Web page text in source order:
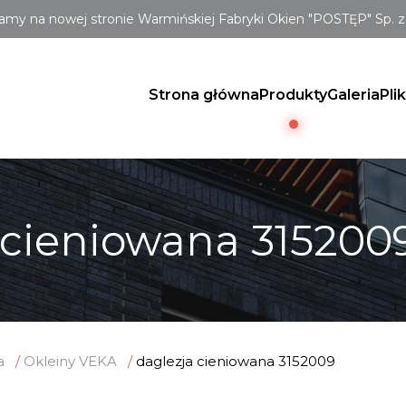
na nowej stronie Warmińskiej Fabryki Okien "POSTĘP" Sp.
Strona głównaProduktyGaleria
Okleiny VEKA daglezja cieniowana 3152009